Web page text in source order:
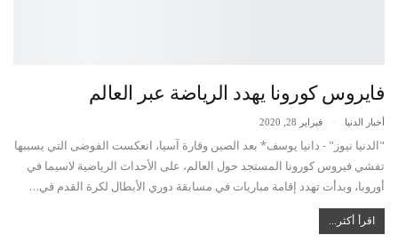
فايروس كورونا يهدد الرياضة عبر العالم
أخبار الدنيا فبراير 28, 2020
"الدنيا نيوز" - دانيا يوسف* بعد الصين وقارة آسيا، انعكست الفوضى التي يسببها
تفشي فيروس كورونا المستجد حول العالم، على الأحداث الرياضية لاسيما في
أوروبا، وبدأت تهدد إقامة مباريات في مسابقة دوري الأبطال لكرة القدم في…
اقرأ أكثر...